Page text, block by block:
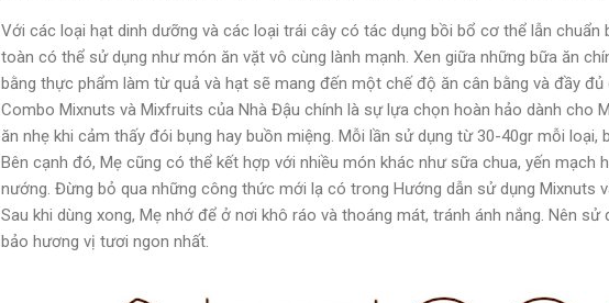
Với các loại hạt dinh dưỡng và các loại trái cây có tác dụng bồi bổ cơ thể lẫn chuẩn
toàn có thể sử dụng như món ăn vặt vô cùng lành mạnh. Xen giữa những bữa ăn
bằng thực phẩm làm từ quả và hạt sẽ mang đến một chế độ ăn cân bằng và đầy đủ
Combo Mixnuts và Mixfruits của Nhà Đậu chính là sự lựa chọn hoàn hảo dành cho
ăn nhẹ khi cảm thấy đói bụng hay buồn miệng. Mỗi lần sử dụng từ 30-40gr mỗi loại,
Bên cạnh đó, Mẹ cũng có thể kết hợp với nhiều món khác như sữa chua, yến mạch
nướng. Đừng bỏ qua những công thức mới lạ có trong Hướng dẫn sử dụng Mixnuts
Sau khi dùng xong, Mẹ nhớ để ở nơi khô ráo và thoáng mát, tránh ánh nắng. Nên
bảo hương vị tươi ngon nhất.